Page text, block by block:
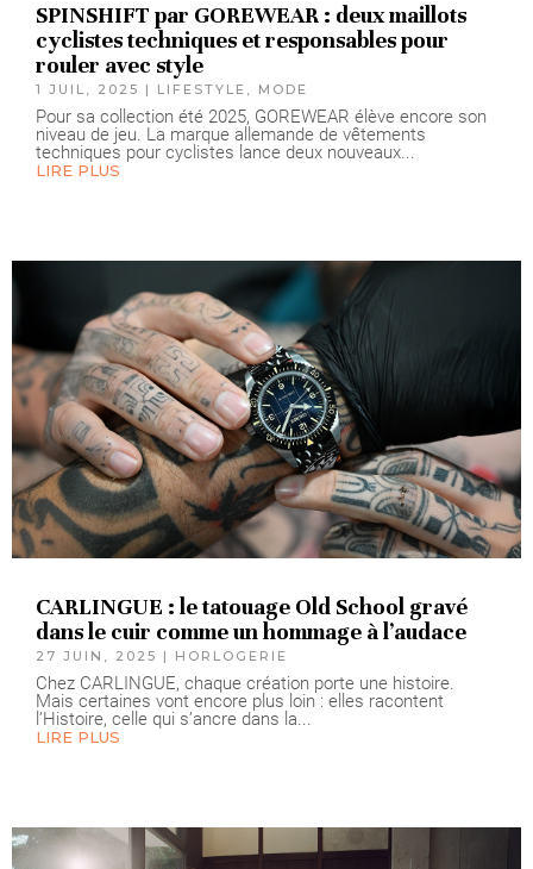
SPINSHIFT par GOREWEAR : deux maillots
cyclistes techniques et responsables pour
rouler avec style
1 JUIL, 2025 | LIFESTYLE , MODE
Pour sa collection été 2025, GOREWEAR élève encore son
niveau de jeu. La marque allemande de vêtements
techniques pour cyclistes lance deux nouveaux...
LIRE PLUS
CARLINGUE : le tatouage Old School gravé
dans le cuir comme un hommage à l’audace
27 JUIN, 2025 | HORLOGERIE
Chez CARLINGUE, chaque création porte une histoire.
Mais certaines vont encore plus loin : elles racontent
l’Histoire, celle qui s’ancre dans la...
LIRE PLUS